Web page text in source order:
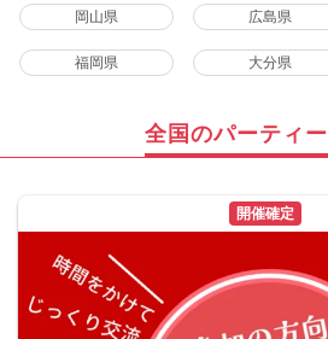
岡山県 広島県
福岡県 大分県
全国のパーティ
開催確定